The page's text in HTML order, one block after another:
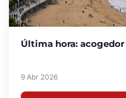
Última hora:
9 Abr 2026